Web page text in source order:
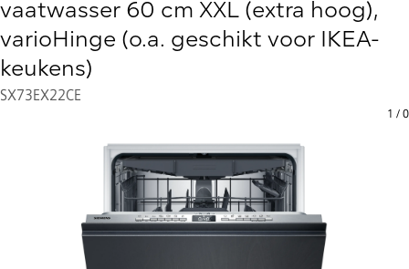
vaatwasser 60 cm XXL (extra hoog),
varioHinge (o.a. geschikt voor IKEA-
keukens)
SX73EX22CE
1 / 0